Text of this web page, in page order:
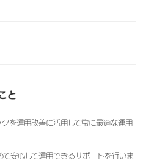
と
を運用改善に活用して常に最適な運用
安心して運用できるサポートを行いま